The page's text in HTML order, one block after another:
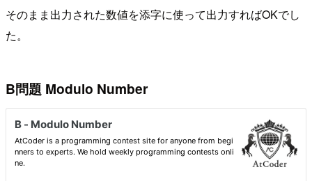
そのまま出力された数値を添字に使って出力すればOKでし
た。
B問題 Modulo Number